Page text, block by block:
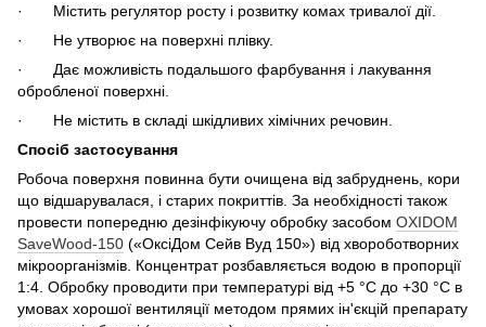
· Містить регулятор росту і розвитку комах тривалої дії.
· Не утворює на поверхні плівку.
· Дає можливість подальшого фарбування і лакування
обробленої поверхні.
· Не містить в складі шкідливих хімічних речовин.
Спосіб застосування
Робоча поверхня повинна бути очищена від забруднень, кори
що відшарувалася, і старих покриттів. За необхідності також
провести попередню дезінфікуючу обробку засобом OXIDOM
SaveWood-150 («ОксіДом Сейв Вуд 150») від хвороботворних
мікроорганізмів. Концентрат розбавляється водою в пропорції
1:4. Обробку проводити при температурі від +5 °C до +30 °C в
умовах хорошої вентиляції методом прямих ін'єкцій препарату